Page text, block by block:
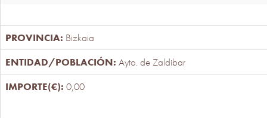
Bizkaia
Ayto. de Zaldibar
0,00